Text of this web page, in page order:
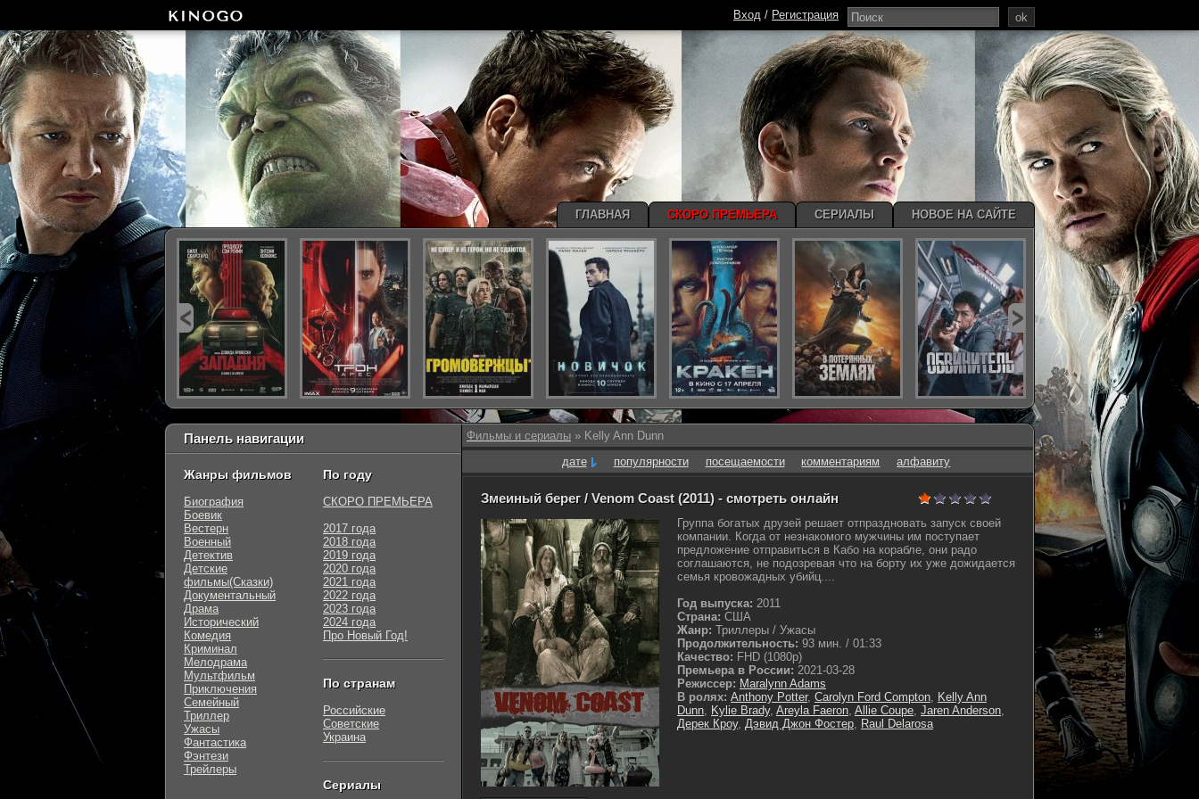
Фильмы и сериалы » Kelly Ann Dunn
дате
популярности посещаемости комментариям алфавиту
Змеиный берег / Venom Coast (2011) - смотреть онлайн
Группа богатых друзей решает отпраздновать запуск своей
компании. Когда от незнакомого мужчины им поступает
предложение отправиться в Кабо на корабле, они радо
соглашаются, не подозревая что на борту их уже дожидается
семья кровожадных убийц....
Год выпуска: 2011
Страна: США
Жанр: Триллеры / Ужасы
Продолжительность: 93 мин. / 01:33
Качество: FHD (1080p)
Премьера в России: 2021-03-28
Режиссер: Maralynn Adams
В ролях: Anthony Potter, Carolyn Ford Compton, Kelly Ann
Dunn, Kylie Brady, Areyla Faeron, Allie Coupe, Jaren Anderson,
Дерек Кроу, Дэвид Джон Фостер, Raul Delarosa
Панель навигации
Жанры фильмов
Биография
Боевик
Вестерн
Военный
Детектив
Детские
фильмы(Сказки)
Документальный
Драма
Исторический
Комедия
Криминал
Мелодрама
Мультфильм
Приключения
Семейный
Триллер
Ужасы
Фантастика
Фэнтези
Трейлеры
По году
СКОРО ПРЕМЬЕРА
2017 года
2018 года
2019 года
2020 года
2021 года
2022 года
2023 года
2024 года
Про Новый Год!
По странам
Российские
Советские
Украина
Сериалы
ok
Вход / Регистрация
ГЛАВНАЯ СКОРО ПРЕМЬЕРА СЕРИАЛЫ НОВОЕ НА САЙТЕ